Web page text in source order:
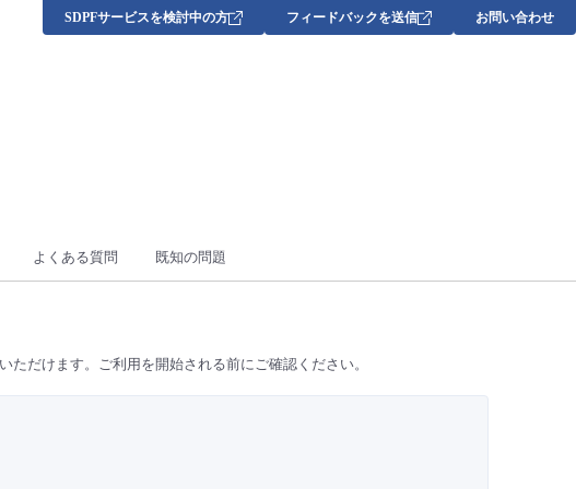
SDPFサービスを検討中の方 フィードバックを送信 お問い合わせ
よくある質問 既知の問題
ただけます。ご利用を開始される前にご確認ください。